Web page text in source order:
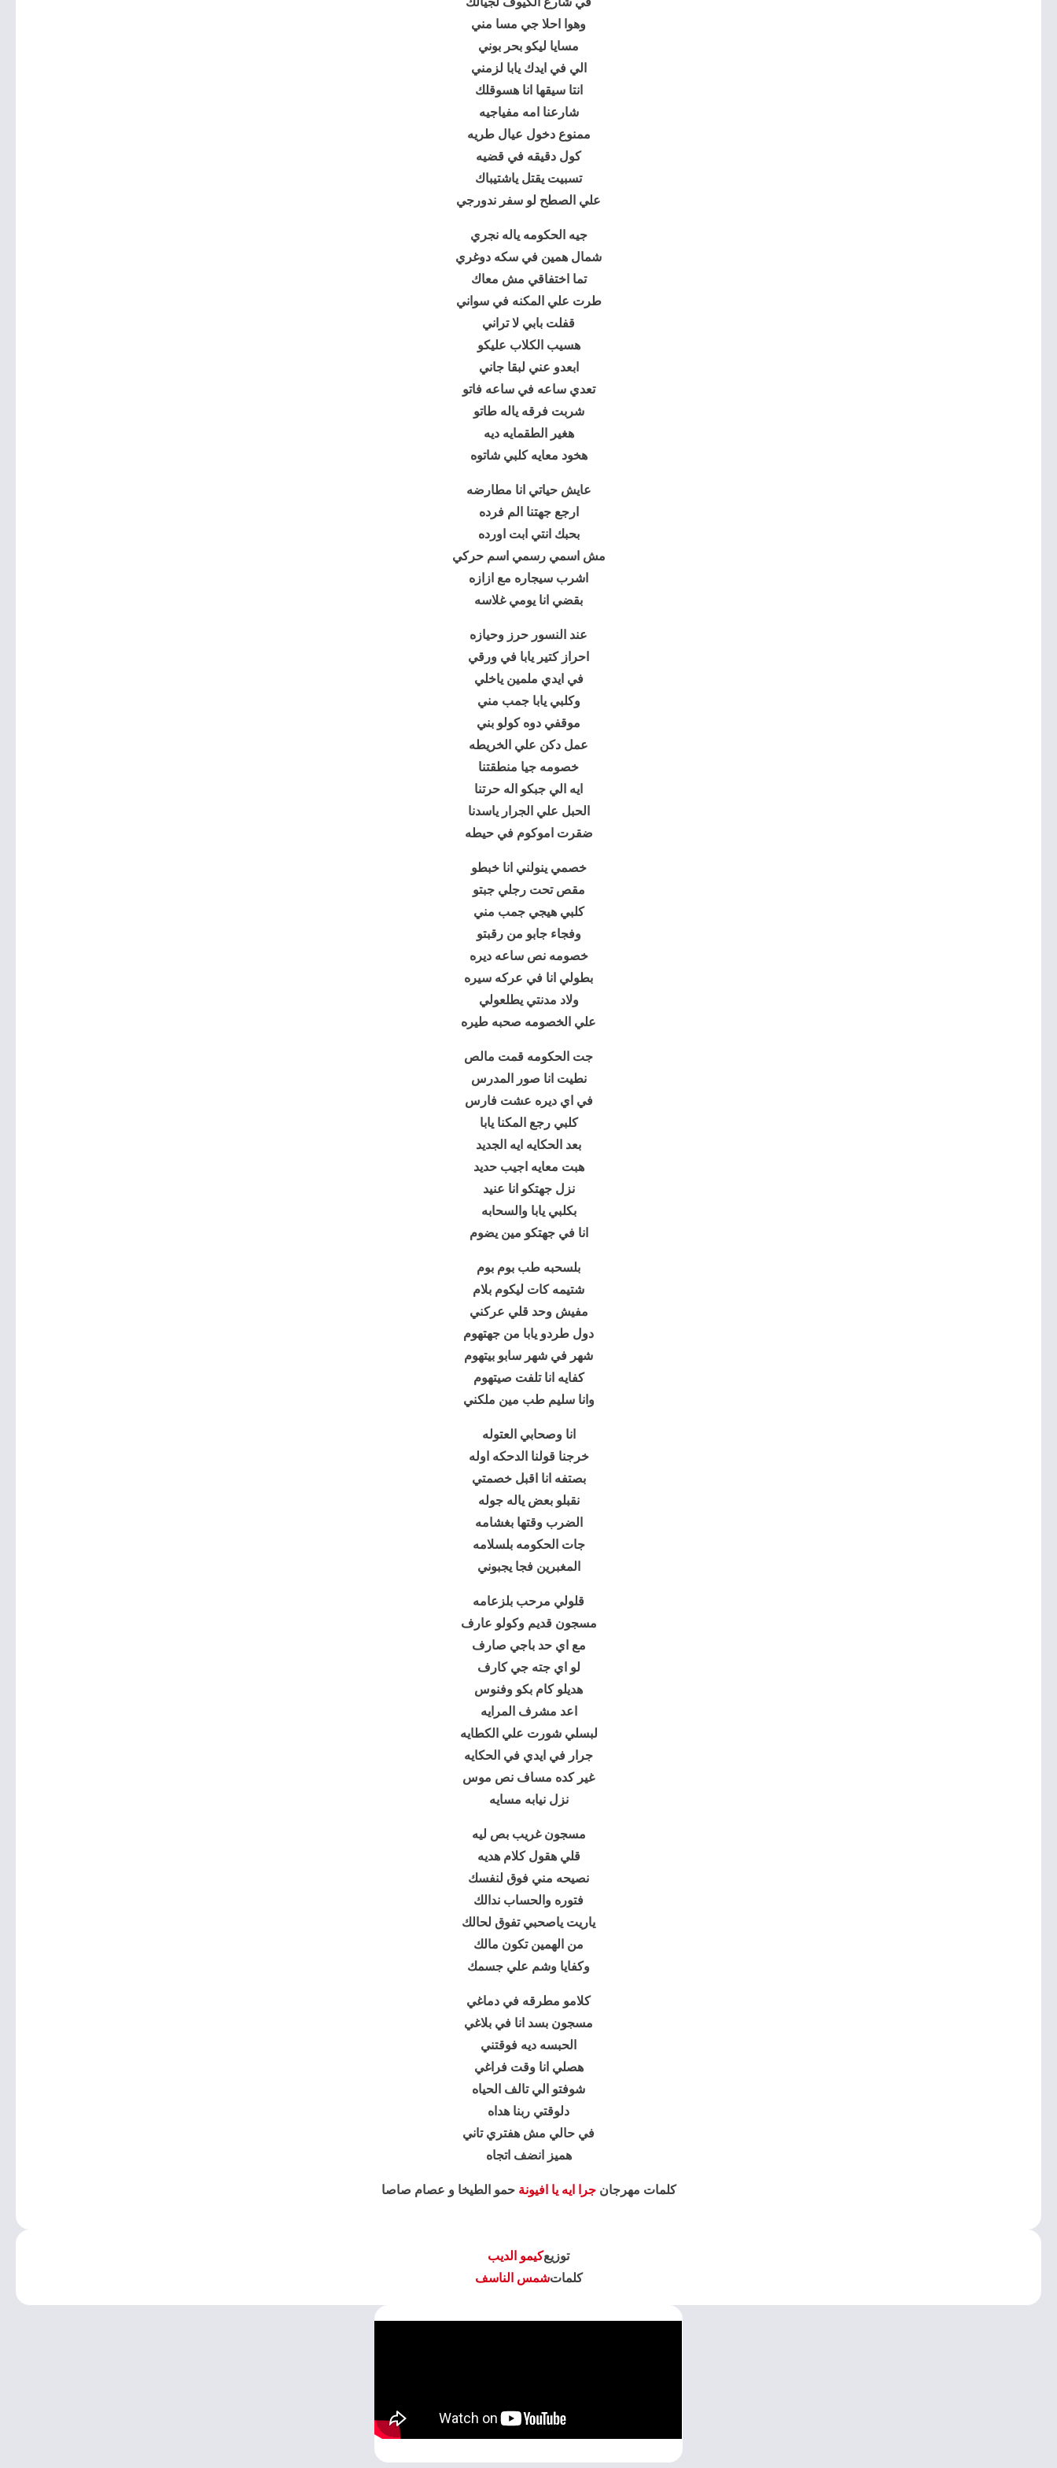
وهوا احلا جي مسا مني
مسايا ليكو بحر بوني
الي في ايدك يابا لزمني
انتا سيقها انا هسوقلك
شارعنا امه مفياجيه
ممنوع دخول عيال طريه
كول دقيقه في قضيه
تسبيت يقتل ياشتيباك
علي الصطح لو سفر ندورجي
جيه الحكومه ياله نجري
شمال همين في سكه دوغري
تما اختفاقي مش معاك
طرت علي المكنه في سواني
قفلت بابي لا تراني
هسيب الكلاب عليكو
ابعدو عني لبقا جاني
تعدي ساعه في ساعه فاتو
شربت فرقه ياله طاتو
هغير الطقمايه ديه
هخود معايه كلبي شاتوه
عايش حياتي انا مطارضه
ارجع جهتنا الم فرده
بحبك انتي ابت اورده
مش اسمي رسمي اسم حركي
اشرب سيجاره مع ازازه
بقضي انا يومي غلاسه
عند النسور حرز وحيازه
احراز كتير يابا في ورقي
في ايدي ملمين ياخلي
وكلبي يابا جمب مني
موقفي دوه كولو بني
عمل دكن علي الخريطه
خصومه جيا منطقتنا
ايه الي جبكو اله حرتنا
الحبل علي الجرار ياسدنا
ضقرت اموكوم في حيطه
خصمي ينولني انا خبطو
مقص تحت رجلي جبتو
كلبي هيجي جمب مني
وفجاء جابو من رقبتو
خصومه نص ساعه ديره
بطولي انا في عركه سيره
ولاد مدنتي يطلعولي
علي الخصومه صحبه طيره
جت الحكومه قمت مالص
نطيت انا صور المدرس
في اي ديره عشت فارس
كلبي رجع المكنا يابا
بعد الحكايه ايه الجديد
هبت معايه اجيب حديد
نزل جهتكو انا عنيد
بكلبي يابا والسحابه
انا في جهتكو مين يضوم
بلسحبه طب بوم بوم
شتيمه كات ليكوم بلام
مفيش وحد قلي عركني
دول طردو يابا من جهتهوم
شهر في شهر سابو بيتهوم
كفايه انا تلفت صيتهوم
وانا سليم طب مين ملكني
انا وصحابي العتوله
خرجنا قولنا الدحكه اوله
بصتفه انا اقبل خصمتي
نقبلو بعض ياله جوله
الضرب وقتها بغشامه
جات الحكومه بلسلامه
المغبرين فجا يجبوني
قلولي مرحب بلزعامه
مسجون قديم وكولو عارف
مع اي حد باجي صارف
لو اي جته جي كارف
هديلو كام بكو وفنوس
اعد مشرف المرايه
لبسلي شورت علي الكطايه
جرار في ايدي في الحكايه
غير كده مساف نص موس
نزل نيابه مسايه
مسجون غريب بص ليه
قلي هقول كلام هديه
نصيحه مني فوق لنفسك
فتوره والحساب ندالك
ياريت ياصحبي تفوق لحالك
من الهمين تكون مالك
وكفايا وشم علي جسمك
كلامو مطرقه في دماغي
مسجون بسد انا في بلاغي
الحبسه ديه فوقتني
هصلي انا وقت فراغي
شوفتو الي تالف الحياه
دلوقتي ربنا هداه
في حالي مش هفتري تاني
هميز انضف اتجاه
كلمات مهرجانجرا ايه يا افيونة حمو الطيخا و عصام صاصا
توزيعكيمو الديب
كلماتشمس الناسف